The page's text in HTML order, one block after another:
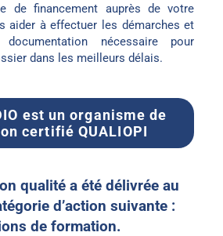
de financement auprès de votre
aider à effectuer les démarches et
nécessaire pour
dans les meilleurs délais.
est un organisme de
certifié QUALIOPI
qualité a été délivrée au
d’action suivante :
de formation.